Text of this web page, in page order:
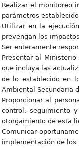
Realizar el monitoreo
parámetros
Utilizar en la
prevengan los
Ser enteramente
Presentar al
que incluya las
de lo establecido en
Ambiental Secundaria
Proporcionar al
control, seguimiento
otorgamiento de esta
Comunicar
implementación de los